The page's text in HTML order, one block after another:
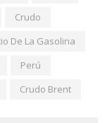
Crudo
De La Gasolina
Perú
Crudo Brent